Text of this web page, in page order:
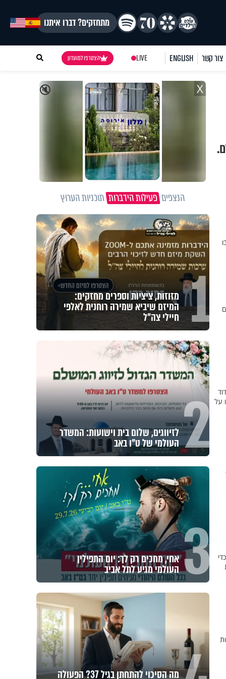
מתחזקים? דברו איתנו
צור קשר ENGLISH
LIVE הצטרפו למועדון
על
🔇 X
הנצפיםפעילות הידברותתוכניות הערוץ
1 מזוזות, ציציות וספרים מחזקים:
המיזם שיביא שמירה רוחנית לאלפי
חיילי צה"ל
2 לזיווגים, שלום בית וישועות: המשדר
העולמי של ט"ו באב
3 אחי, מחכים רק לך: יום התפילין
העולמי מגיע לתל אביב
מה הסיכוי להתחתן בגיל 37? הפעולה